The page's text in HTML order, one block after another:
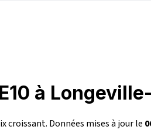
à
Données mises à jour le